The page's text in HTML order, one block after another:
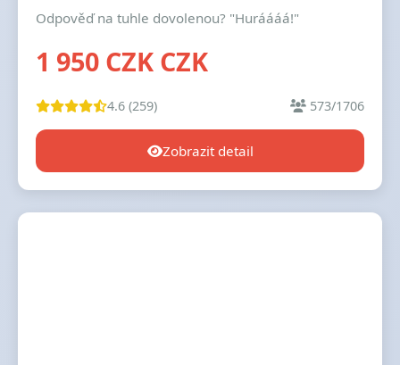
Odpověď na tuhle dovolenou? "Huráááá!"
1 950 CZK CZK
4.6 (259) 573/1706
Zobrazit detail